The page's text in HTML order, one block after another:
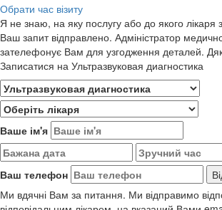
Обрати час візиту
Я не знаю, на яку послугу або до якого лікаря
Ваш запит відправлено. Адміністратор
зателефонує Вам для узгодження деталей.
Записатися на Ультразвуковая диагностика
Ваше ім'я
Ваш телефон
Ми вдячні Вам за питання. Ми відправимо